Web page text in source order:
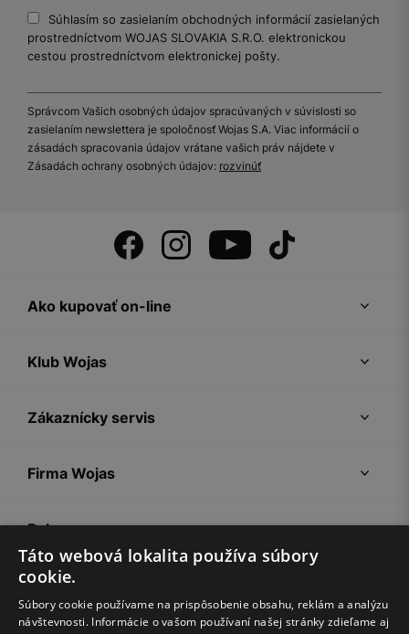
Súhlasím so zasielaním obchodných informácií zasielaných
prostredníctvom WOJAS SLOVAKIA S.R.O. elektronickou
cestou prostredníctvom elektronickej pošty.
Správcom Vašich osobných údajov spracúvaných v súvislosti so
zasielaním newslettera je spoločnosť Wojas S.A. Viac informácií o
zásadách spracovania údajov vrátane vašich práv nájdete v
Zásadách ochrany osobných údajov: rozvinúť
Ako kupovať on-line
Klub Wojas
Zákaznícky servis
Firma Wojas
Pokyny
Táto webová lokalita používa súbory
cookie.
Súbory cookie používame na prispôsobenie obsahu, reklám a analýzu
návštevnosti. Informácie o vašom používaní našej stránky zdieľame aj